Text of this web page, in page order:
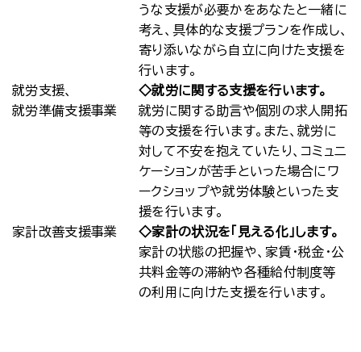
うな支援が必要かをあなたと一緒に
考え、具体的な支援プランを作成し、
寄り添いながら自立に向けた支援を
行います。
就労支援、
就労準備支援事業
◇就労に関する支援を行います。
就労に関する助言や個別の求人開拓
等の支援を行います。また、就労に
対して不安を抱えていたり、コミュニ
ケーションが苦手といった場合にワ
ークショップや就労体験といった支
援を行います。
家計改善支援事業
◇家計の状況を「見える化」します。
家計の状態の把握や、家賃・税金・公
共料金等の滞納や各種給付制度等
の利用に向けた支援を行います。